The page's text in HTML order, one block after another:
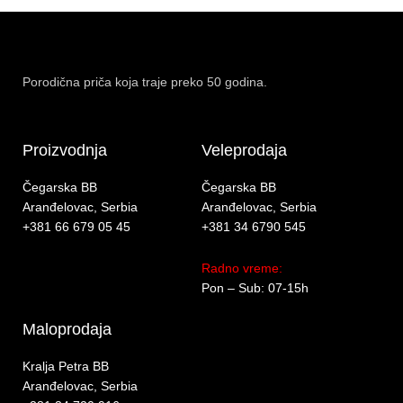
Porodična priča koja traje preko 50 godina.
Proizvodnja
Čegarska BB
Aranđelovac, Serbia
+381 66 679 05 45
Veleprodaja
Čegarska BB
Aranđelovac, Serbia
+381 34 6790 545
Radno vreme:
Pon – Sub: 07-15h
Maloprodaja
Kralja Petra BB
Aranđelovac, Serbia